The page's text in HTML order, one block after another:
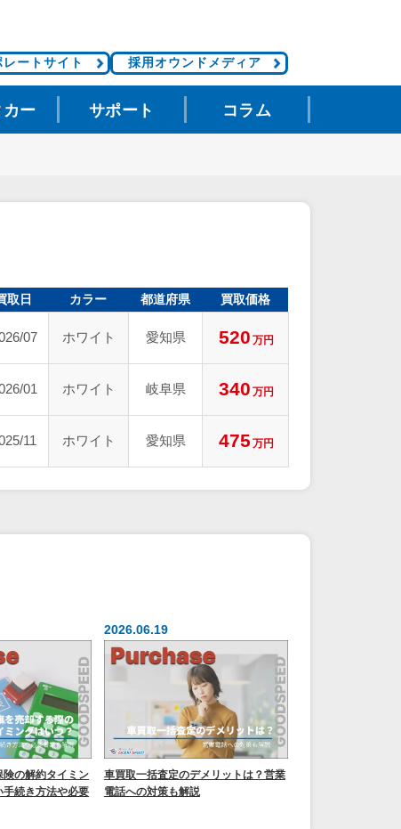
レートサイト 採用オウンドメディア
カー サポート コラム
取日 カラー 都道府県 買取価格
07 ホワイト 愛知県 520 万円
01 ホワイト 岐阜県 340 万円
11 ホワイト 愛知県 475 万円
険の解約タイミン
手続き方法や必要
2026.06.19
車買取一括査定のデメリットは？営業
電話への対策も解説